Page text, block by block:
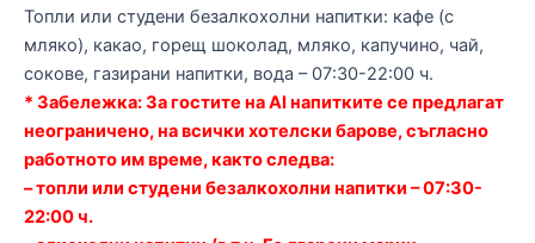
Топли или студени безалкохолни напитки: кафе (с
мляко), какао, горещ шоколад, мляко, капучино, чай,
сокове, газирани напитки, вода – 07:30-22:00 ч.
* Забележка: За гостите на AI напитките се предлагат
неограничено, на всички хотелски барове, съгласно
работното им време, както следва:
– топли или студени безалкохолни напитки – 07:30-
22:00 ч.